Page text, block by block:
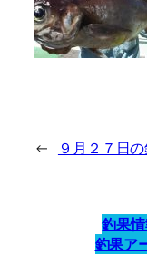
← ９月２７日
釣果
釣果ア